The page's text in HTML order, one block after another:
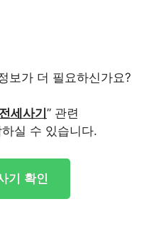
보가 더 필요하신가요?
세사기 ” 관련
실 수 있습니다.
기 확인